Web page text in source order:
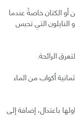
الكتان خاصةً عندما
النايلون التي تحبس
الرائحة.
أكواب من الماء
باعتدال، إضافة إلى